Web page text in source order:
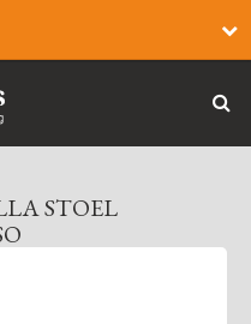
STOEL